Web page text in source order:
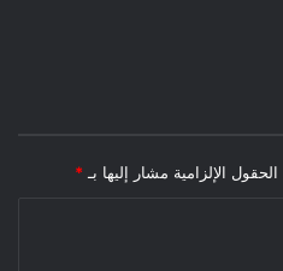
الحقول الإلزامية مشار إليها بـ *